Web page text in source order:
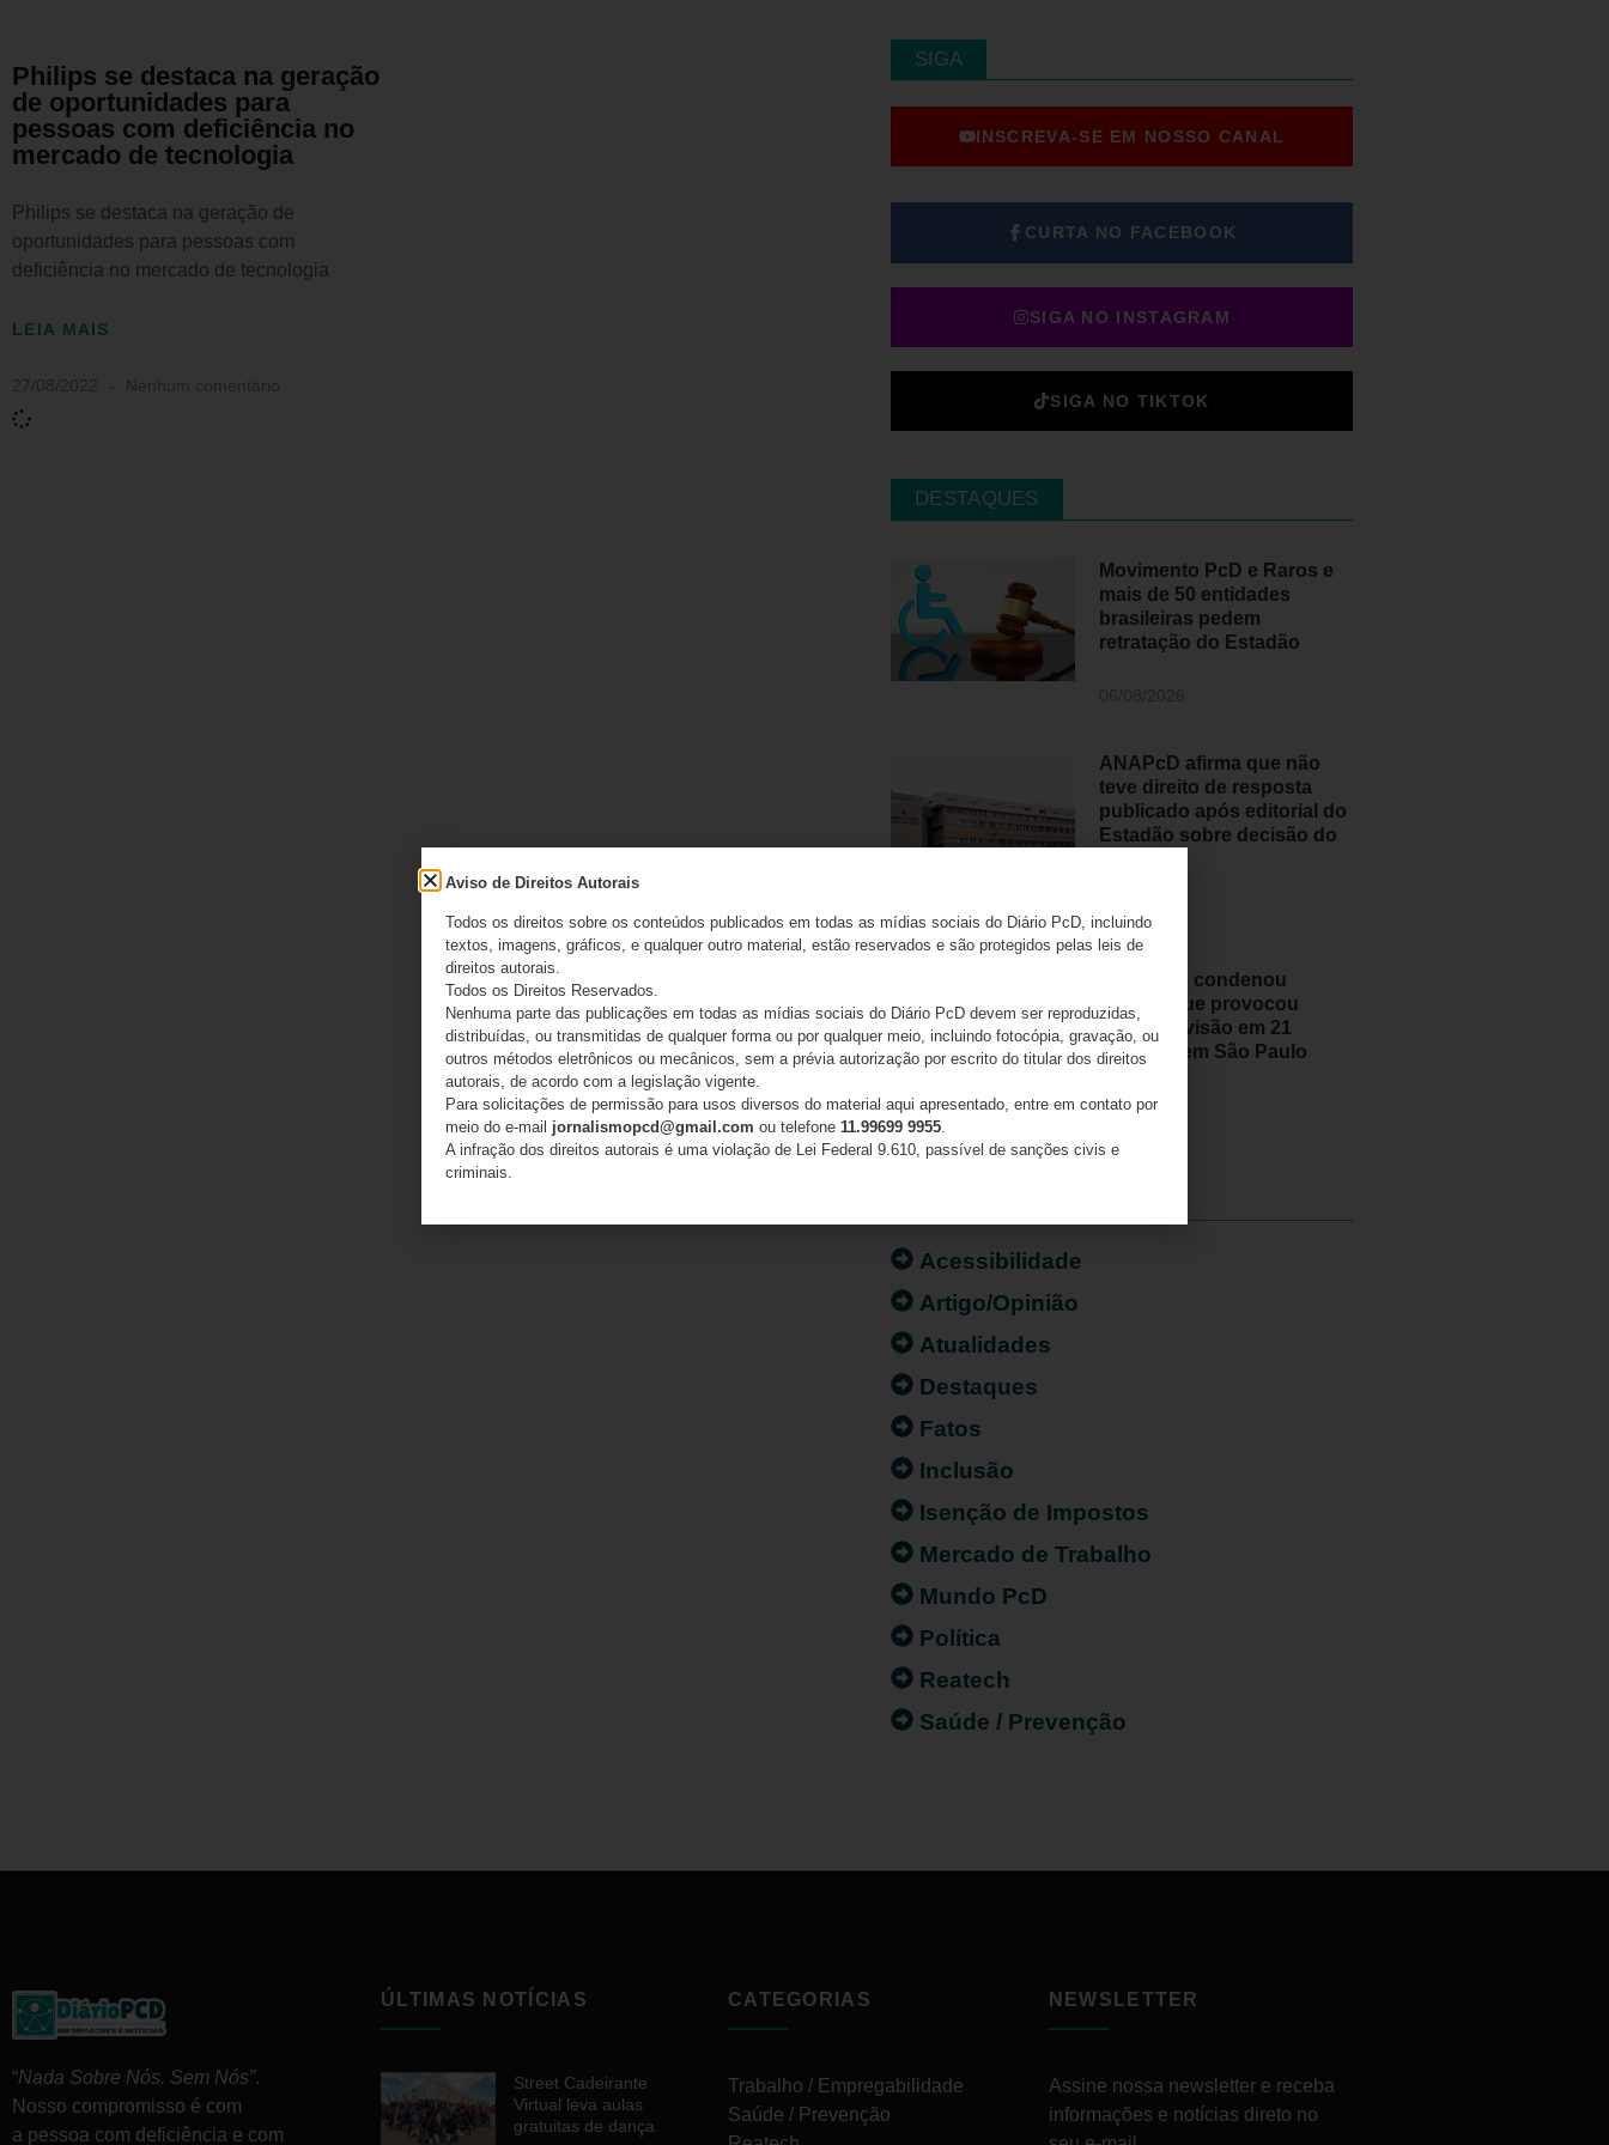
Philips se destaca na geração
de oportunidades para
pessoas com deficiência no
mercado de tecnologia
Philips se destaca na geração de
oportunidades para pessoas com
deficiência no mercado de tecnologia
LEIA MAIS
SIGA
INSCREVA-SE EM NOSSO CANAL
CURTA NO FACEBOOK
SIGA NO INSTAGRAM
SIGA NO TIKTOK
DESTAQUES
Movimento PcD e Raros e
mais de 50 entidades
brasileiras pedem
retratação do Estadão
ANAPcD afirma que não
teve direito de resposta
publicado após editorial do
Estadão sobre decisão do
06/08/2026
Judiciário condenou
médico que provocou
perda de visão em 21
pessoas em São Paulo
05/08/2026
Acessibilidade
Artigo/Opinião
Atualidades
Destaques
Fatos
Inclusão
Isenção de Impostos
Mercado de Trabalho
Mundo PcD
Política
Reatech
Saúde / Prevenção
“Nada Sobre Nós. Sem Nós”.
Nosso compromisso é com
a pessoa com deficiência e com
ÚLTIMAS NOTÍCIAS
Street Cadeirante
Virtual leva aulas
gratuitas de dança
CATEGORIAS
Trabalho / Empregabilidade
Saúde / Prevenção
NEWSLETTER
Assine nossa newsletter e receba
informações e notícias direto no
Aviso de Direitos Autorais
Todos os direitos sobre os conteúdos publicados em todas as mídias sociais do Diário PcD, incluindo
textos, imagens, gráficos, e qualquer outro material, estão reservados e são protegidos pelas leis de
direitos autorais.
Todos os Direitos Reservados.
Nenhuma parte das publicações em todas as mídias sociais do Diário PcD devem ser reproduzidas,
distribuídas, ou transmitidas de qualquer forma ou por qualquer meio, incluindo fotocópia, gravação, ou
outros métodos eletrônicos ou mecânicos, sem a prévia autorização por escrito do titular dos direitos
autorais, de acordo com a legislação vigente.
Para solicitações de permissão para usos diversos do material aqui apresentado, entre em contato por
meio do e-mail jornalismopcd@gmail.com ou telefone 11.99699 9955.
A infração dos direitos autorais é uma violação de Lei Federal 9.610, passível de sanções civis e
criminais.